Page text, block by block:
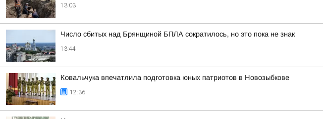
13:03
Число сбитых над Брянщиной БПЛА сократилось, но это пока не знак
13:44
Ковальчука впечатлила подготовка юных патриотов в Новозыбкове
12:36